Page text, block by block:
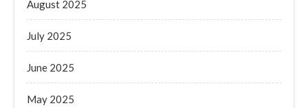
August 2025
July 2025
June 2025
May 2025